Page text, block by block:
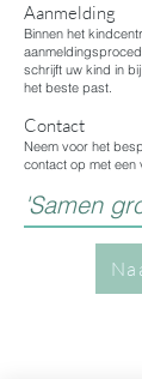
Aanmelding
Binnen het
schrijft uw kind in
het beste past.
Contact
Neem voor het
contact op met een
'Samen